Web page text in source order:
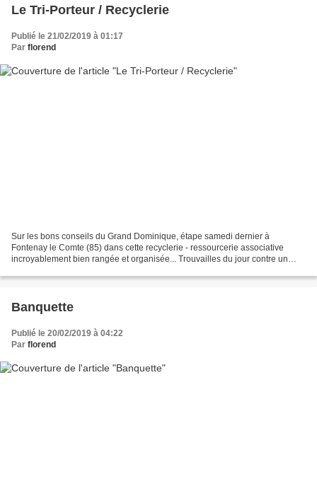
Le Tri-Porteur / Recyclerie
Publié le 21/02/2019 à 01:17
Par florend
Sur les bons conseils du Grand Dominique, étape samedi dernier à
Fontenay le Comte (85) dans cette recyclerie - ressourcerie associative
incroyablement bien rangée et organisée... Trouvailles du jour contre un
Banquette
Publié le 20/02/2019 à 04:22
Par florend